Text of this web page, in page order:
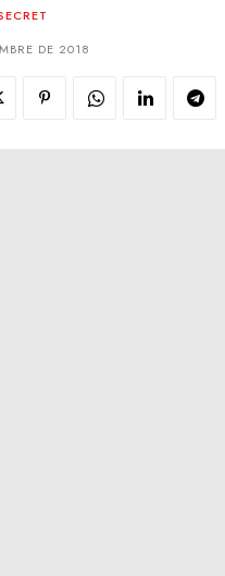
DE 2018